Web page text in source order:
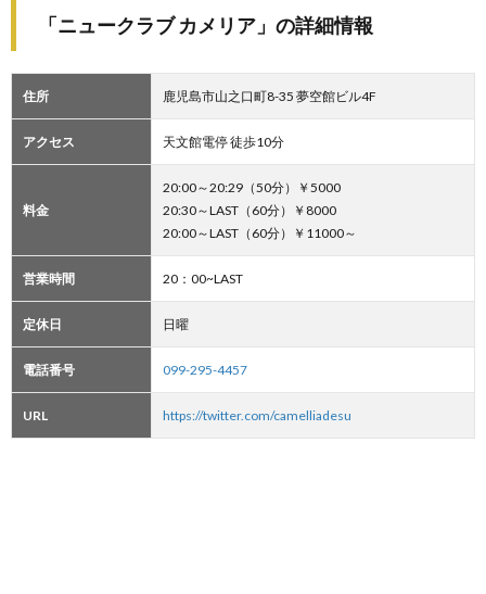
「ニュークラブ カメリア」の詳細情報
住所 鹿児島市山之口町8-35 夢空館ビル4F
アクセス 天文館電停 徒歩10分
料金
20:00～20:29（50分）￥5000
20:30～LAST（60分）￥8000
20:00～LAST（60分）￥11000～
営業時間 20：00~LAST
定休日 日曜
電話番号 099-295-4457
URL https://twitter.com/camelliadesu